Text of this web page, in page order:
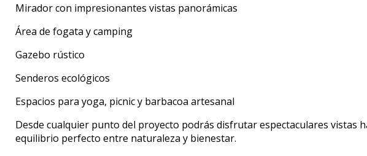
Mirador con impresionantes vistas panorámicas
Área de fogata y camping
Gazebo rústico
Senderos ecológicos
Espacios para yoga, picnic y barbacoa artesanal
Desde cualquier punto del proyecto podrás disfrutar espectaculares vistas
equilibrio perfecto entre naturaleza y bienestar.